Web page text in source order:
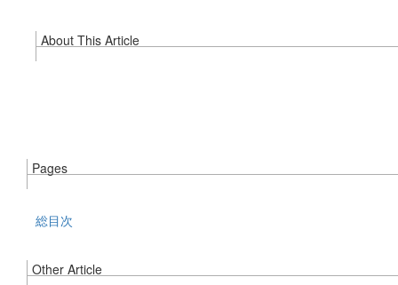
About This Article
Pages
総目次
Other Article